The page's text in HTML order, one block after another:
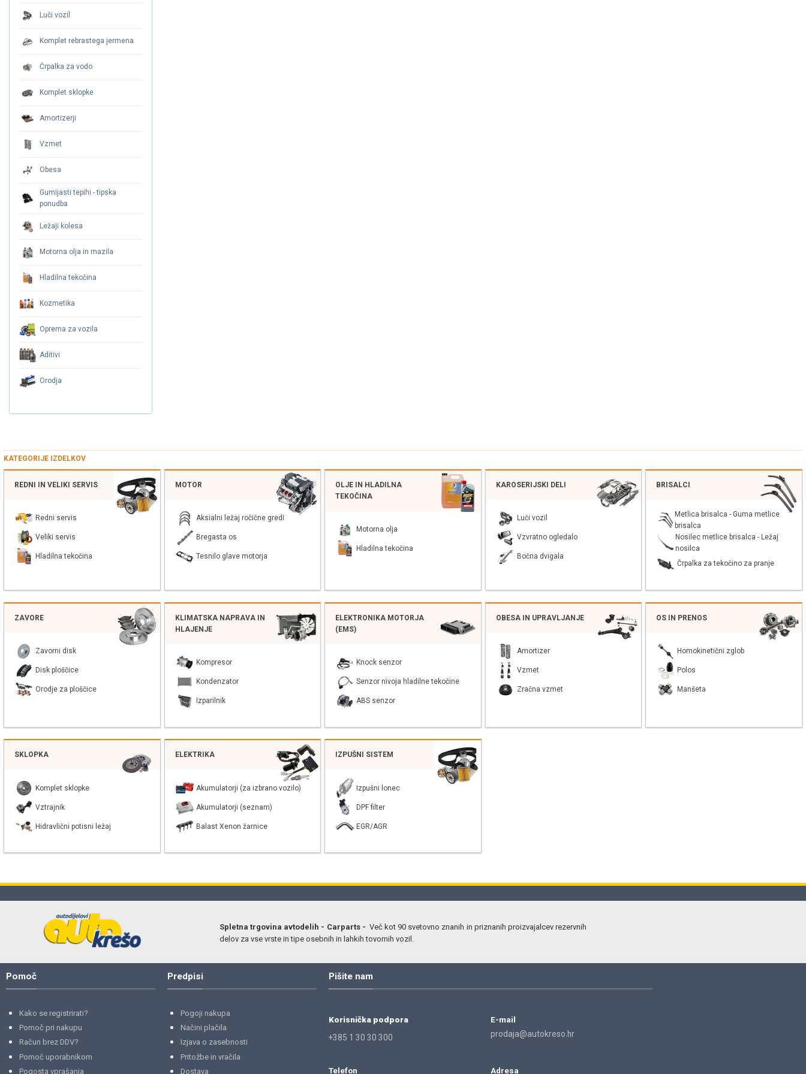
Luči vozil
Komplet rebrastega jermena
Črpalka za vodo
Komplet sklopke
Amortizerji
Vzmet
Obesa
Gumijasti tepihi - tipska
ponudba
Ležaji kolesa
Motorna olja in mazila
Hladilna tekočina
Kozmetika
Oprema za vozila
Aditivi
Orodja
KATEGORIJE IZDELKOV
REDNI IN VELIKI SERVIS
Redni servis
Veliki servis
Hladilna tekočina
MOTOR
Aksialni ležaj ročične gredi
Bregasta os
Tesnilo glave motorja
OLJE IN HLADILNA
TEKOČINA
Motorna olja
Hladilna tekočina
KAROSERIJSKI DELI
Luči vozil
Vzvratno ogledalo
Bočna dvigala
BRISALCI
Metlica brisalca - Guma metlice
brisalca
Nosilec metlice brisalca - Ležaj
nosilca
Črpalka za tekočino za pranje
ZAVORE
Zavorni disk
Disk ploščice
Orodje za ploščice
KLIMATSKA NAPRAVA IN
HLAJENJE
Kompresor
Kondenzator
Izparilnik
ELEKTRONIKA MOTORJA
(EMS)
Knock senzor
Senzor nivoja hladilne tekočine
ABS senzor
OBESA IN UPRAVLJANJE
Amortizer
Vzmet
Zračna vzmet
OS IN PRENOS
Homokinetični zglob
Polos
Manšeta
SKLOPKA
Komplet sklopke
Vztrajnik
Hidravlični potisni ležaj
ELEKTRIKA
Akumulatorji (za izbrano vozilo)
Akumulatorji (seznam)
Balast Xenon žarnice
IZPUŠNI SISTEM
Izpušni lonec
DPF filter
EGR/AGR
Spletna trgovina avtodelih - Carparts - Več kot 90 svetovno znanih in priznanih proizvajalcev rezervnih
delov za vse vrste in tipe osebnih in lahkih tovornih vozil.
Pomoč
Kako se registrirati?
Pomoč pri nakupu
Račun brez DDV?
Pomoč uporabnikom
Pogosta vprašanja
Predpisi
Pogoji nakupa
Načini plačila
Izjava o zasebnosti
Pritožbe in vračila
Dostava
Pišite nam
Korisnička podpora
+385 1 30 30 300
E-mail
prodaja@autokreso.hr
Telefon Adresa